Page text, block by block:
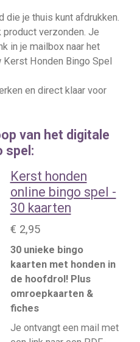
je thuis kunt afdrukken.
verzonden. Je
in je mailbox naar het
Honden Bingo Spel
en direct klaar voor
van het digitale
spel:
Kerst honden
online bingo spel -
30 kaarten
€ 2,95
30 unieke bingo
kaarten met honden in
de hoofdrol! Plus
omroepkaarten &
fiches
Je ontvangt een mail met